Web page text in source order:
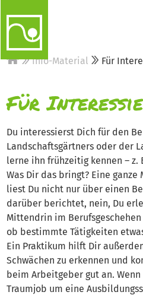
Info-Material Für
Für
Du interessierst Dich für den
Landschaftsgärtners oder der
lerne ihn frühzeitig kennen – z.
Was Dir das bringt? Eine ganze
liest Du nicht nur über einen
darüber berichtet, nein, Du
Mittendrin im
ob bestimmte Tätigkeiten
Ein Praktikum hilft Dir
Schwächen zu erkennen und
beim Arbeitgeber gut an. Wenn
Traumjob um eine